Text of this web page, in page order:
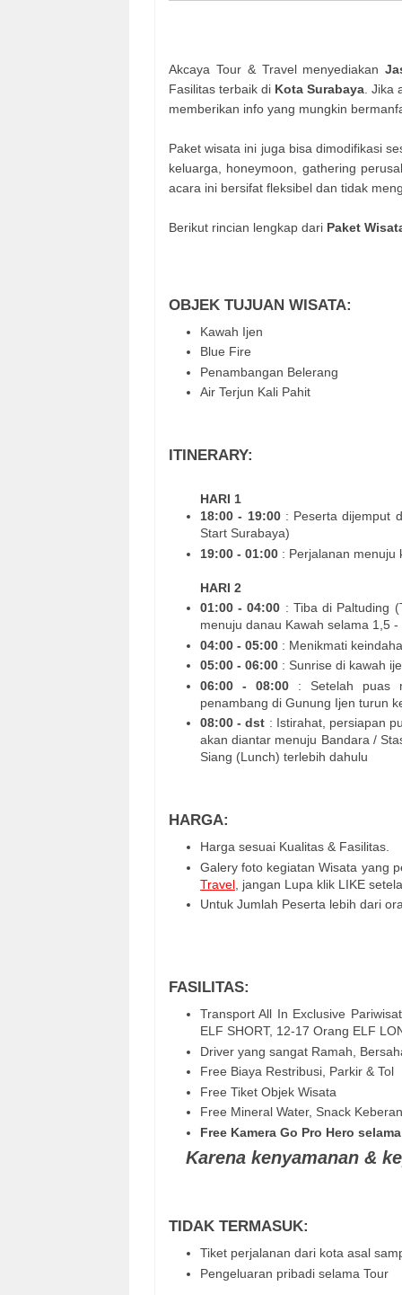
Akcaya Tour & Travel menyediakan
Fasilitas terbaik di Kota Surabaya .
memberikan info yang mungkin
Paket wisata ini juga bisa dimodifikasi
keluarga, honeymoon, gathering
acara ini bersifat fleksibel dan tidak
Berikut rincian lengkap dari Paket
OBJEK TUJUAN WISATA:
Kawah Ijen
Blue Fire
Penambangan Belerang
Air Terjun Kali Pahit
ITINERARY:
HARI 1
18:00 - 19:00: Peserta dijemput
Start Surabaya)
19:00 - 01:00 : Perjalanan menuju
HARI 2
01:00 - 04:00 : Tiba di Paltuding
menuju danau Kawah selama 1,5 -
04:00 - 05:00 : Menikmati
05:00 - 06:00 : Sunrise di kawah
06:00 - 08:00 : Setelah puas
penambang di Gunung Ijen turun
08:00 - dst : Istirahat, persiapan
akan diantar menuju Bandara /
Siang (Lunch) terlebih dahulu
HARGA:
Harga sesuai Kualitas & Fasilitas.
Galery foto kegiatan Wisata yang
Travel , jangan Lupa klik LIKE
Untuk Jumlah Peserta lebih dari
FASILITAS:
Transport All In Exclusive
ELF SHORT, 12-17 Orang ELF
Driver yang sangat Ramah,
Free Biaya Restribusi, Parkir & Tol
Free Tiket Objek Wisata
Free Mineral Water, Snack
Free Kamera Go Pro Hero
Karena kenyamanan &
TIDAK TERMASUK:
Tiket perjalanan dari kota asal
Pengeluaran pribadi selama Tour